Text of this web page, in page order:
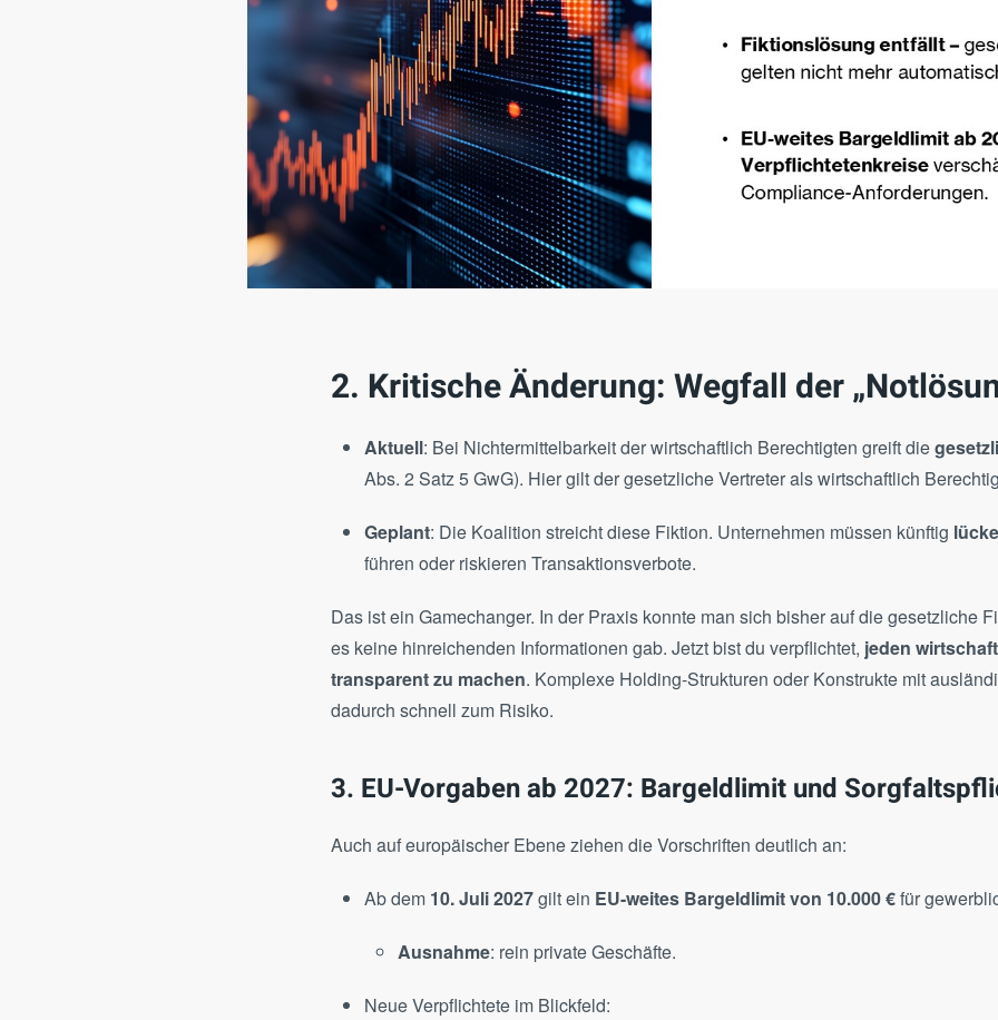
2. Kritische Änderung: Wegfall der
Aktuell: Bei Nichtermittelbarkeit der wirtschaftlich Berechtigten greift die
Abs. 2 Satz 5 GwG). Hier gilt der gesetzliche Vertreter als wirtschaftlich
Geplant: Die Koalition streicht diese Fiktion. Unternehmen müssen künftig
führen oder riskieren Transaktionsverbote.
Das ist ein Gamechanger. In der Praxis konnte man sich bisher auf die gesetzliche
es keine hinreichenden Informationen gab. Jetzt bist du verpflichtet, jeden
transparent zu machen. Komplexe Holding-Strukturen oder Konstrukte mit
dadurch schnell zum Risiko.
3. EU-Vorgaben ab 2027: Bargeldlimit und
Auch auf europäischer Ebene ziehen die Vorschriften deutlich an:
Ab dem 10. Juli 2027gilt ein EU-weites Bargeldlimit von 10.000 €für
Ausnahme: rein private Geschäfte.
Neue Verpflichtete im Blickfeld: